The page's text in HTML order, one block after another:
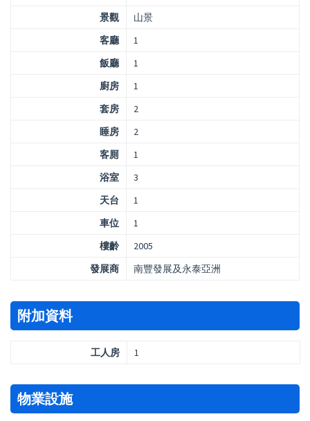
景觀
山景
客廳
1
飯廳
1
廚房
1
套房
2
睡房
2
客厠
1
浴室
3
天台
1
車位
1
樓齡
2005
發展商
南豐發展及永泰亞洲
附加資料
工人房 1
物業設施